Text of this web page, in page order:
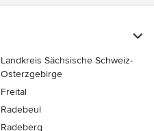
Landkreis Sächsische Schweiz-
Osterzgebirge
Freital
Radebeul
Radeberg